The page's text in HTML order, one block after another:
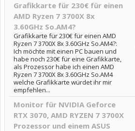
Grafikkarte für 230€ für einen
AMD Ryzen 7 3700X 8x
3.60GHz So.AM4?
Grafikkarte für 230€ für einen AMD
Ryzen 7 3700X 8x 3.60GHz So.AM4?:
Ich möchte mit einen PC bauen und
habe noch 230€ für eine Grafikkarte,
als Prozessor habe ich einen AMD
Ryzen 7 3700X 8x 3.60GHz So.AM4
welche Grafikkarte würdet ihr mir
empfehlen...
Monitor für NVIDIA Geforce
RTX 3070, AMD RYZEN 7 3700X
Prozessor und einem ASUS